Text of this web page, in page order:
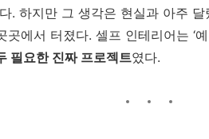
. 하지만 그 생각은 현실과 아주
에서 터졌다. 셀프 인테리어는 ‘
필요한 진짜 프로젝트였다.